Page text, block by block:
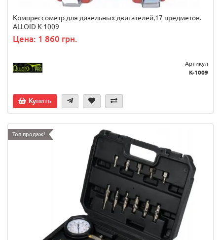
Компрессометр для дизельных двигателей,17 предметов.
ALLOID K-1009
Цена: 1 860 грн.
Артикул
K-1009
Купить
Топ продаж!